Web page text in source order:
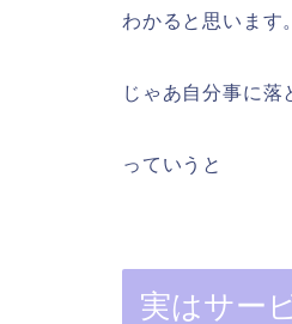
わかると思います。
じゃあ自分事に落
っていうと
実はサー